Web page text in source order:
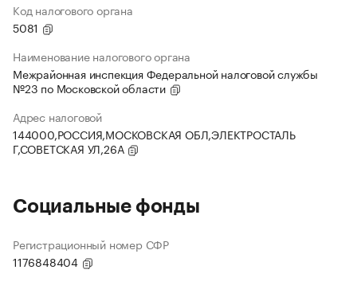
Код налогового органа
5081
Наименование налогового органа
Межрайонная инспекция Федеральной налоговой службы
№23 по Московской области
Адрес налоговой
144000,РОССИЯ,МОСКОВСКАЯ ОБЛ,ЭЛЕКТРОСТАЛЬ
Г,СОВЕТСКАЯ УЛ,26А
Социальные фонды
Регистрационный номер СФР
1176848404